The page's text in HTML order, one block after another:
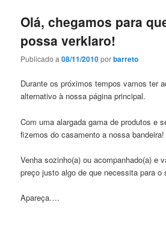
Olá, chegamos para
possa verklaro!
Publicado a08/11/2010porbarreto
Durante os próximos tempos vamos ter
alternativo à nossa página principal.
Com uma alargada gama de produtos e
fizemos do casamento a nossa bandeira!
Venha sozinho(a) ou acompanhado(a) e
preço justo algo de que necessita para o
Apareça….